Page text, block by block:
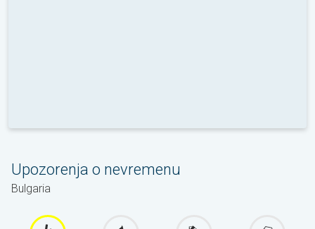
Upozorenja o nevremenu
Bulgaria